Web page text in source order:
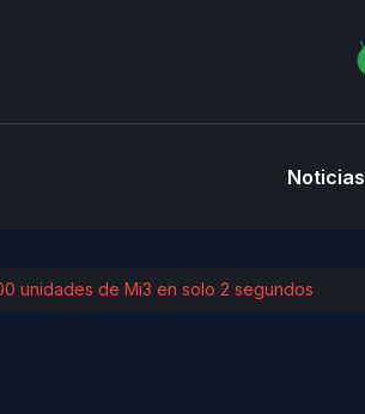
Noticias
unidades de Mi3 en solo 2 segundos